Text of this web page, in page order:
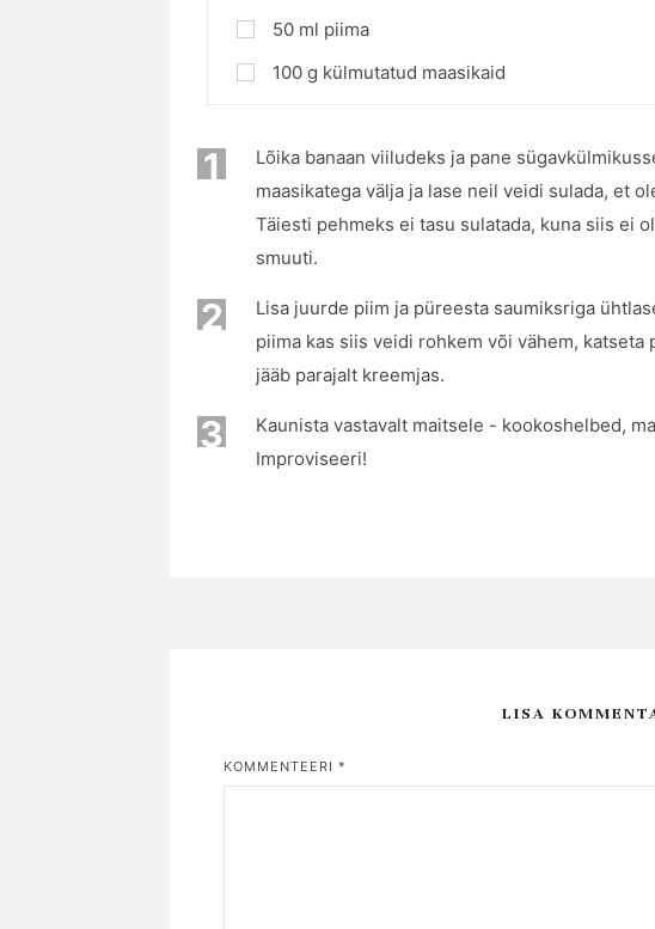
50 ml piima
100 g külmutatud maasikaid
1
Lõika banaan viiludeks ja pane
maasikatega välja ja lase neil veidi sulada, et
Täiesti pehmeks ei tasu sulatada, kuna siis ei
smuuti.
2
Lisa juurde piim ja püreesta saumiksriga
piima kas siis veidi rohkem või vähem,
jääb parajalt kreemjas.
3
Kaunista vastavalt maitsele - kookoshelbed,
Improviseeri!
LISA
KOMMENTEERI *